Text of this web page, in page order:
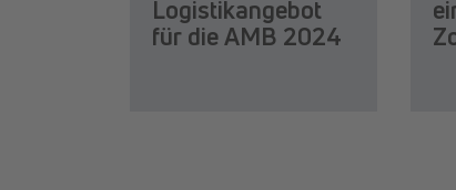
Logistikangebot
für die AMB 2024